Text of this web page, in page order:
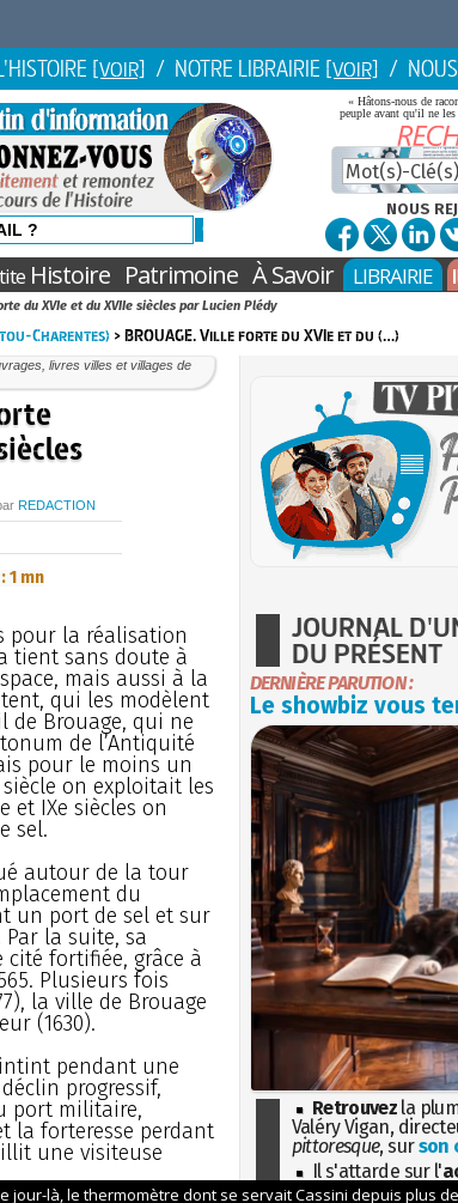
[VOIR] / NOTRE LIBRAIRIE [VOIR] /
« Hâtons-nous de
peuple avant qu'il ne
NOUS
Histoire Patrimoine À Savoir LIBRAIRIE
du XVIe et du XVIIe siècles par Lucien Plédy
Charentes) > BROUAGE. Ville forte du XVIe et du (…)
livres villes et villages de
REDACTION
1 mn
pour la réalisation
tient sans doute à
mais aussi à la
qui les modèlent
de Brouage, qui ne
de l’Antiquité
pour le moins un
on exploitait les
et IXe siècles on
sel.
autour de la tour
du
un port de sel et sur
la suite, sa
fortifiée, grâce à
Plusieurs fois
la ville de Brouage
(1630).
pendant une
progressif,
port militaire,
la forteresse perdant
une visiteuse
JOURNAL
DU PRÉSENT
DERNIÈRE PARUTION :
Le showbiz vous
Retrouvez la
Valéry Vigan,
pittoresque, surson
Il s'attarde sur l'
sociétaleavec la